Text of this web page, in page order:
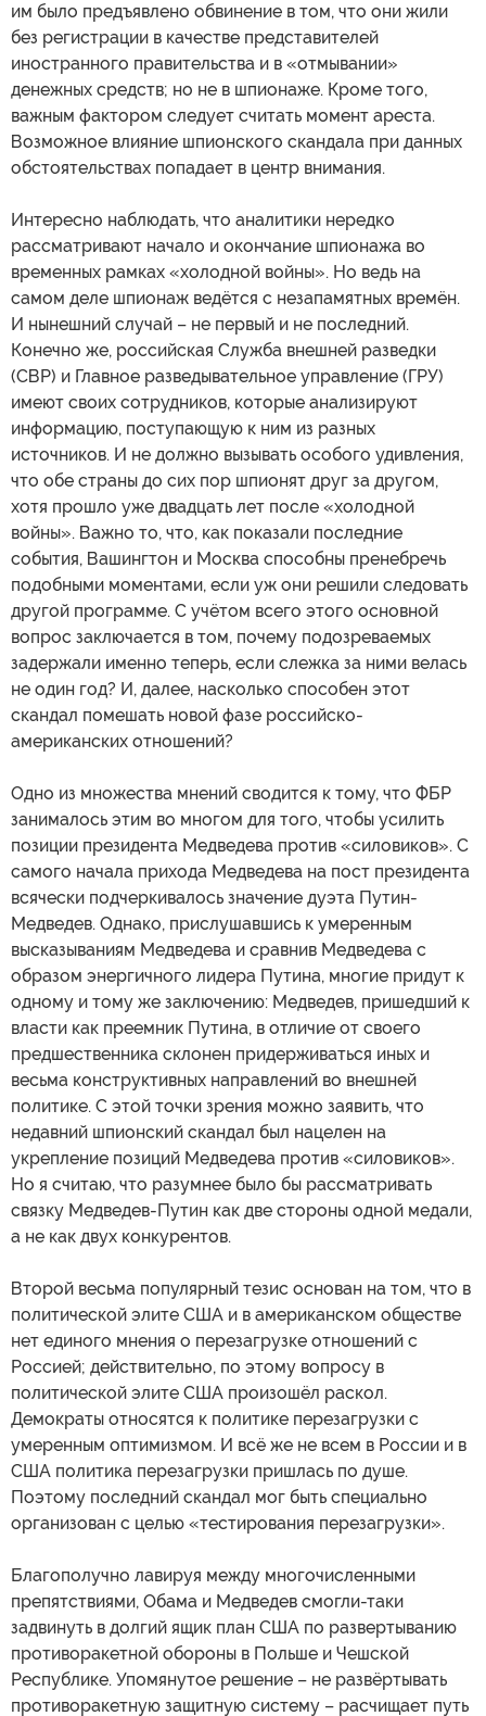
им было предъявлено обвинение в том, что они жили
без регистрации в качестве представителей
иностранного правительства и в «отмывании»
денежных средств; но не в шпионаже. Кроме того,
важным фактором следует считать момент ареста.
Возможное влияние шпионского скандала при данных
обстоятельствах попадает в центр внимания.
Интересно наблюдать, что аналитики нередко
рассматривают начало и окончание шпионажа во
временных рамках «холодной войны». Но ведь на
самом деле шпионаж ведётся с незапамятных времён.
И нынешний случай – не первый и не последний.
Конечно же, российская Служба внешней разведки
(СВР) и Главное разведывательное управление (ГРУ)
имеют своих сотрудников, которые анализируют
информацию, поступающую к ним из разных
источников. И не должно вызывать особого удивления,
что обе страны до сих пор шпионят друг за другом,
хотя прошло уже двадцать лет после «холодной
войны». Важно то, что, как показали последние
события, Вашингтон и Москва способны пренебречь
подобными моментами, если уж они решили следовать
другой программе. С учётом всего этого основной
вопрос заключается в том, почему подозреваемых
задержали именно теперь, если слежка за ними велась
не один год? И, далее, насколько способен этот
скандал помешать новой фазе российско-
американских отношений?
Одно из множества мнений сводится к тому, что ФБР
занималось этим во многом для того, чтобы усилить
позиции президента Медведева против «силовиков». С
самого начала прихода Медведева на пост президента
всячески подчеркивалось значение дуэта Путин-
Медведев. Однако, прислушавшись к умеренным
высказываниям Медведева и сравнив Медведева с
образом энергичного лидера Путина, многие придут к
одному и тому же заключению: Медведев, пришедший к
власти как преемник Путина, в отличие от своего
предшественника склонен придерживаться иных и
весьма конструктивных направлений во внешней
политике. С этой точки зрения можно заявить, что
недавний шпионский скандал был нацелен на
укрепление позиций Медведева против «силовиков».
Но я считаю, что разумнее было бы рассматривать
связку Медведев-Путин как две стороны одной медали,
а не как двух конкурентов.
Второй весьма популярный тезис основан на том, что в
политической элите США и в американском обществе
нет единого мнения о перезагрузке отношений с
Россией; действительно, по этому вопросу в
политической элите США произошёл раскол.
Демократы относятся к политике перезагрузки с
умеренным оптимизмом. И всё же не всем в России и в
США политика перезагрузки пришлась по душе.
Поэтому последний скандал мог быть специально
организован с целью «тестирования перезагрузки».
Благополучно лавируя между многочисленными
препятствиями, Обама и Медведев смогли-таки
задвинуть в долгий ящик план США по развертыванию
противоракетной обороны в Польше и Чешской
Республике. Упомянутое решение – не развёртывать
противоракетную защитную систему – расчищает путь